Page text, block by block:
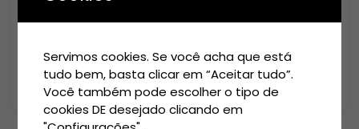
R$365.000,00
ADICIONAR AO CARRINHO
Servimos cookies. Se você acha que está
tudo bem, basta clicar em “Aceitar tudo”.
Você também pode escolher o tipo de
cookies DE desejado clicando em